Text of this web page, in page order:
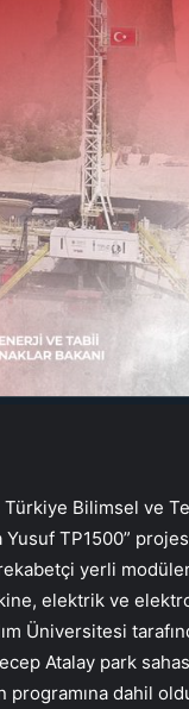
Bilimsel ve
Yusuf TP1500”
yerli
elektrik ve
Üniversitesi
Atalay park
dahil